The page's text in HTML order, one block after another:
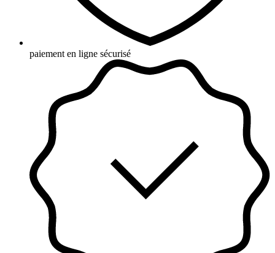
paiement en ligne sécurisé